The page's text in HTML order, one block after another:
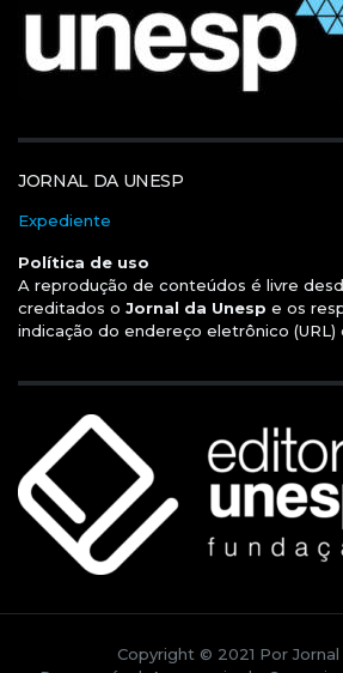
JORNAL DA UNESP
Expediente
Política de uso
A reprodução de conteúdos é livre
creditados o Jornal da Unesp e os
indicação do endereço eletrônico (URL)
Copyright © 2021 Por Jornal